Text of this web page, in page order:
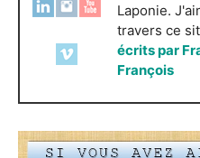
Laponie.
travers ce
écrits par
François